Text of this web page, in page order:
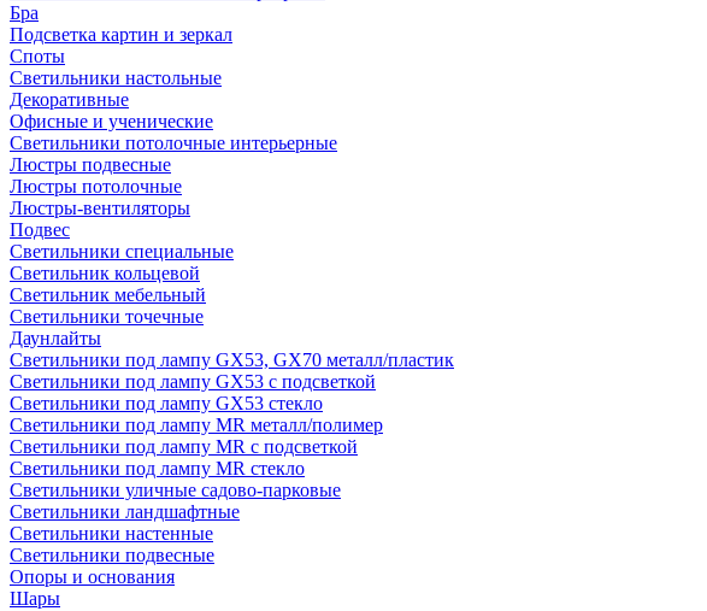
Бра
Подсветка картин и зеркал
Споты
Светильники настольные
Декоративные
Офисные и ученические
Светильники потолочные интерьерные
Люстры подвесные
Люстры потолочные
Люстры-вентиляторы
Подвес
Светильники специальные
Светильник кольцевой
Светильник мебельный
Светильники точечные
Даунлайты
Светильники под лампу GX53, GX70 металл/пластик
Светильники под лампу GX53 с подсветкой
Светильники под лампу GX53 стекло
Светильники под лампу MR металл/полимер
Светильники под лампу MR с подсветкой
Светильники под лампу MR стекло
Светильники уличные садово-парковые
Светильники ландшафтные
Светильники настенные
Светильники подвесные
Опоры и основания
Шары